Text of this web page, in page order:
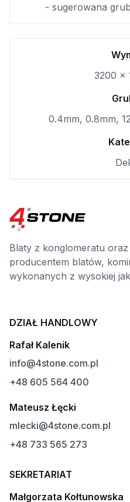
- sugerowana
3200 x
0.4mm, 0.8mm,
Blaty z konglomeratu
producentem blatów,
wykonanych z wysokiej
DZIAŁ HANDLOWY
Rafał Kalenik
info@4stone.com.pl
+48 605 564 400
Mateusz Łęcki
mlecki@4stone.com.pl
+48 733 565 273
SEKRETARIAT
Małgorzata Kołtunowska